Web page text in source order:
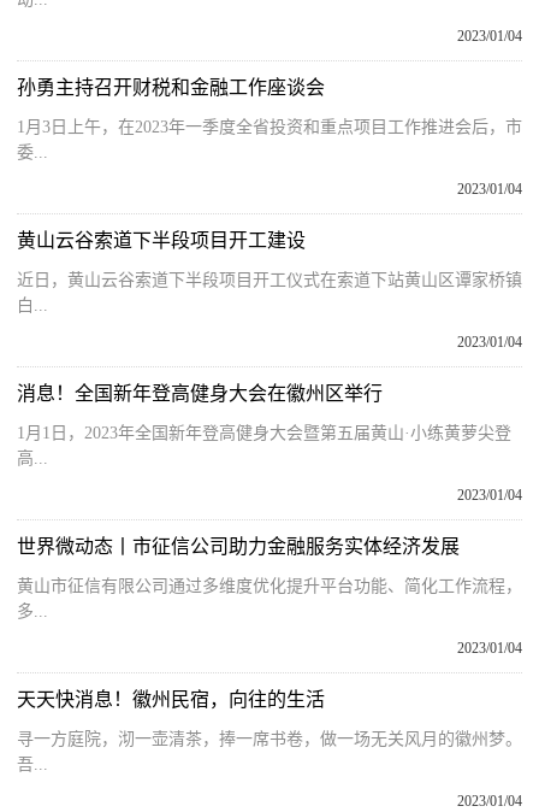
2023/01/04
孙勇主持召开财税和金融工作座谈会
1月3日上午，在2023年一季度全省投资和重点项目工作推进会后，市
委...
2023/01/04
黄山云谷索道下半段项目开工建设
近日，黄山云谷索道下半段项目开工仪式在索道下站黄山区谭家桥镇
白...
2023/01/04
消息！全国新年登高健身大会在徽州区举行
1月1日，2023年全国新年登高健身大会暨第五届黄山·小练黄萝尖登
高...
2023/01/04
世界微动态丨市征信公司助力金融服务实体经济发展
黄山市征信有限公司通过多维度优化提升平台功能、简化工作流程，
多...
2023/01/04
天天快消息！徽州民宿，向往的生活
寻一方庭院，沏一壶清茶，捧一席书卷，做一场无关风月的徽州梦。
吾...
2023/01/04